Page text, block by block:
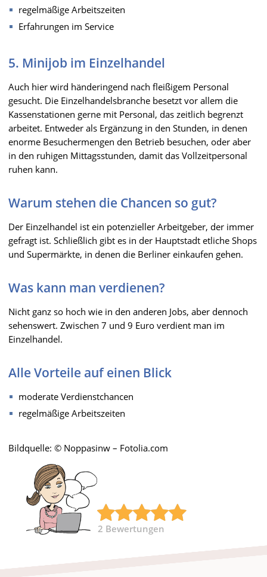
regelmäßige Arbeitszeiten
Erfahrungen im Service
5. Minijob im Einzelhandel
Auch hier wird händeringend nach fleißigem Personal
gesucht. Die Einzelhandelsbranche besetzt vor allem die
Kassenstationen gerne mit Personal, das zeitlich begrenzt
arbeitet. Entweder als Ergänzung in den Stunden, in denen
enorme Besuchermengen den Betrieb besuchen, oder aber
in den ruhigen Mittagsstunden, damit das Vollzeitpersonal
ruhen kann.
Warum stehen die Chancen so gut?
Der Einzelhandel ist ein potenzieller Arbeitgeber, der immer
gefragt ist. Schließlich gibt es in der Hauptstadt etliche Shops
und Supermärkte, in denen die Berliner einkaufen gehen.
Was kann man verdienen?
Nicht ganz so hoch wie in den anderen Jobs, aber dennoch
sehenswert. Zwischen 7 und 9 Euro verdient man im
Einzelhandel.
Alle Vorteile auf einen Blick
moderate Verdienstchancen
regelmäßige Arbeitszeiten
Bildquelle: © Noppasinw – Fotolia.com
2 Bewertungen